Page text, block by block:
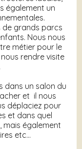
également un
de grands parcs
Nous nous
métier pour le
rendre visite
dans un salon du
et il nous
déplaciez pour
et dans quel
mais également
etc…